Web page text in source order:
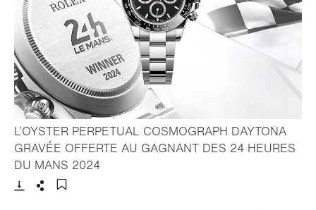
L’OYSTER PERPETUAL COSMOGRAPH DAYTONA
GRAVÉE OFFERTE AU GAGNANT DES 24 HEURES
DU MANS 2024- Ouvrir la lightbox